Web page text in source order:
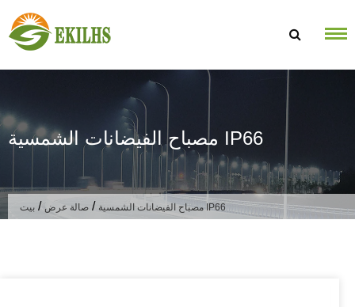
مصباح الفيضانات الشمسية IP66
بيت / صالة عرض / مصباح الفيضانات الشمسية IP66